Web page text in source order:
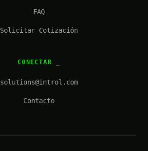
FAQ
Solicitar Cotización
CONECTAR
solutions@introl.com
Contacto